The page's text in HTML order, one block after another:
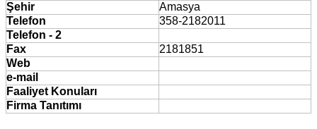
Şehir
Amasya
Telefon
358-2182011
Telefon - 2
Fax
2181851
Web
e-mail
Faaliyet Konuları
Firma Tanıtımı